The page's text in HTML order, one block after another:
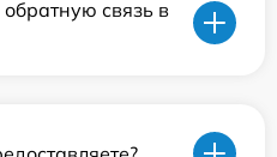
связь в